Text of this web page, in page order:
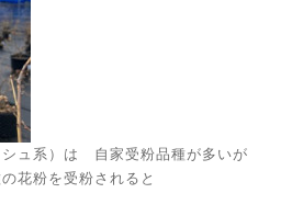
ュ系）は 自家受粉品種が多いが
花粉を受粉されると